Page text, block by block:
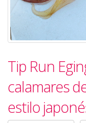
Tip Run
calamares
estilo